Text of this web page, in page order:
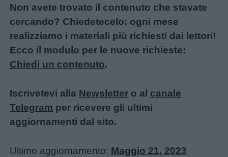
Non avete trovato il contenuto che stavate
cercando? Chiedetecelo: ogni mese
realizziamo i materiali più richiesti dai lettori!
Ecco il modulo per le nuove richieste:
Chiedi un contenuto.
Iscrivetevi alla Newsletter o al canale
Telegram per ricevere gli ultimi
aggiornamenti dal sito.
Ultimo aggiornamento: Maggio 21, 2023